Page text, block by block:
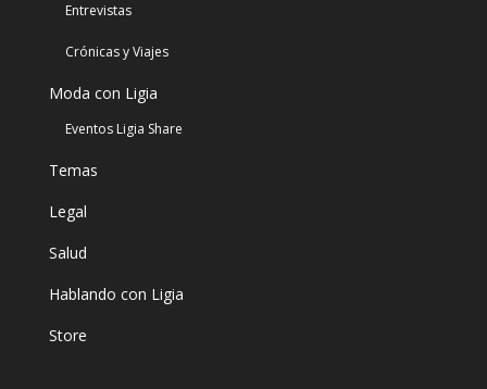
Entrevistas
Crónicas y Viajes
Moda con Ligia
Eventos Ligia Share
Temas
Legal
Salud
Hablando con Ligia
Store